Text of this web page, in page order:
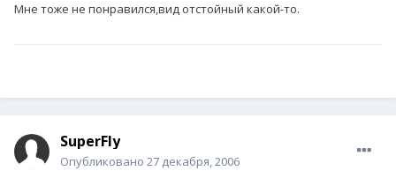
Мне тоже не понравился,вид отстойный какой-то.
SuperFly
Опубликовано 27 декабря, 2006